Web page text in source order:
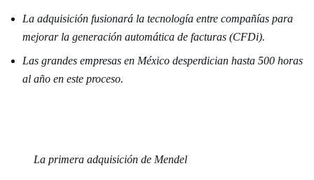
La adquisición fusionará la tecnología entre compañías para
mejorar la generación automática de facturas (CFDi).
Las grandes empresas en México desperdician hasta 500 horas
al año en este proceso.
La primera adquisición de Mendel